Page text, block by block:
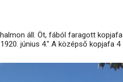
áll. Öt, fából faragott kopjafa
június 4." A középső kopjafa 4